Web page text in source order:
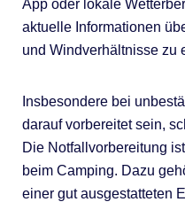
App oder lokale
aktuelle Informationen
und Windverhältnisse zu
Insbesondere bei
darauf vorbereitet sein,
Die Notfallvorbereitung
beim Camping. Dazu
einer gut ausgestatteten